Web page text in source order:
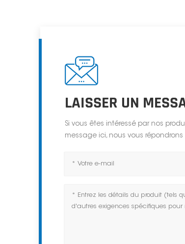
LAISSER UN
Si vous êtes intéressé par nos
message ici, nous vous